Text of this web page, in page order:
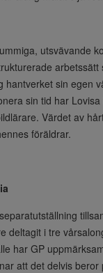
utsvävande
arbetssätt
hantverket sin egen
sin tid har
Värdet av
föräldrar.
deltagit i tre
har GP
att det delvis beror